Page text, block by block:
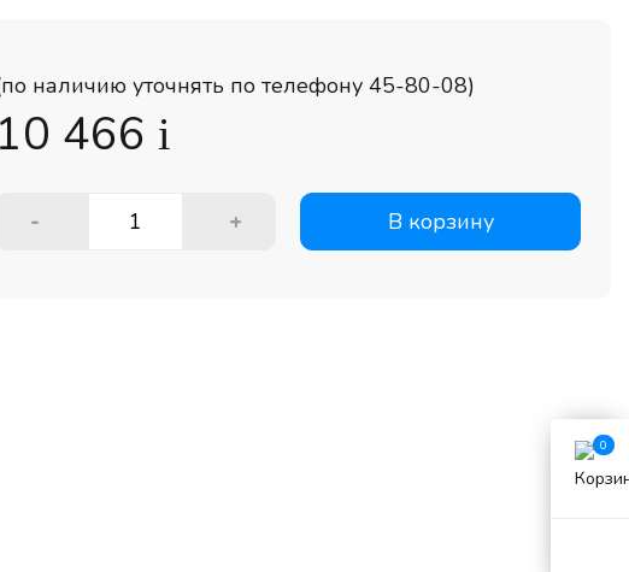
наличию уточнять по телефону 45-80-08)
10 466 i
- + В корзину
0